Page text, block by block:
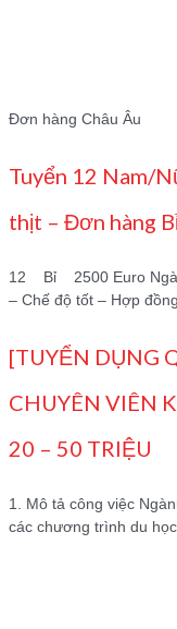
Đơn hàng Châu Âu
Tuyển 12 Nam/
thịt – Đơn hàng
12 Bỉ 2500 Euro Ngày
– Chế độ tốt – Hợp
[TUYỂN DỤNG
CHUYÊN VIÊN
20 – 50 TRIỆU
1. Mô tả công việc
các chương trình du